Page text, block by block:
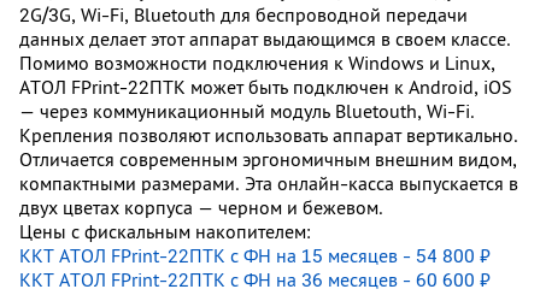
2G/3G, Wi-Fi, Bluetouth для беспроводной передачи
данных делает этот аппарат выдающимся в своем классе.
Помимо возможности подключения к Windows и Linux,
АТОЛ FPrint-22ПТК может быть подключен к Android, iOS
— через коммуникационный модуль Bluetouth, Wi-Fi.
Крепления позволяют использовать аппарат вертикально.
Отличается современным эргономичным внешним видом,
компактными размерами. Эта онлайн-касса выпускается в
двух цветах корпуса — черном и бежевом.
Цены с фискальным накопителем:
ККТ АТОЛ FPrint-22ПТК с ФН на 15 месяцев - 54 800 ₽
ККТ АТОЛ FPrint-22ПТК с ФН на 36 месяцев - 60 600 ₽